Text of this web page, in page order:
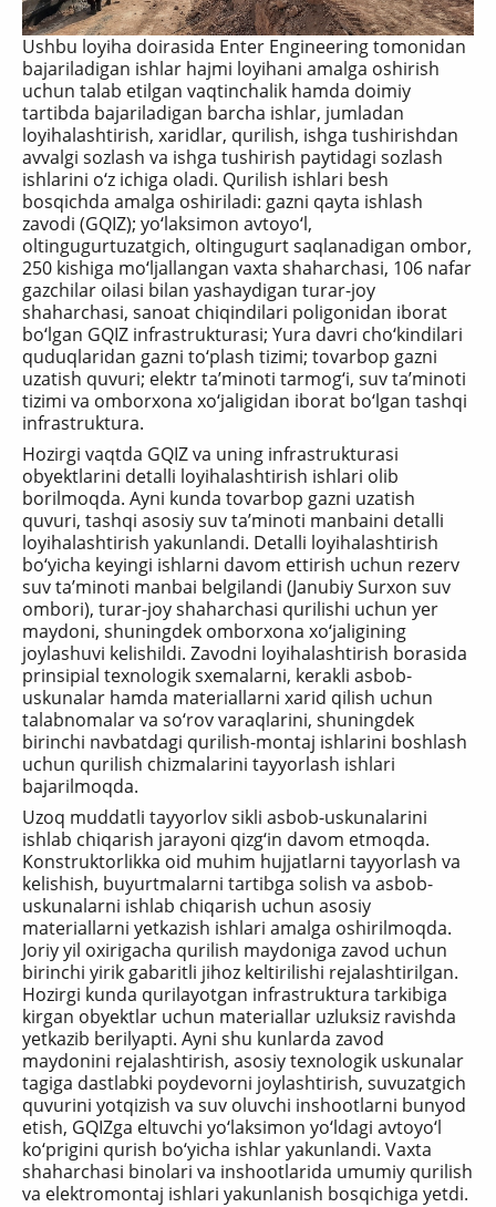
Ushbu loyiha doirasida Enter Engineering tomonidan
bajariladigan ishlar hajmi loyihani amalga oshirish
uchun talab etilgan vaqtinchalik hamda doimiy
tartibda bajariladigan barcha ishlar, jumladan
loyihalashtirish, xaridlar, qurilish, ishga tushirishdan
avvalgi sozlash va ishga tushirish paytidagi sozlash
ishlarini o‘z ichiga oladi. Qurilish ishlari besh
bosqichda amalga oshiriladi: gazni qayta ishlash
zavodi (GQIZ); yo‘laksimon avtoyo‘l,
oltingugurtuzatgich, oltingugurt saqlanadigan ombor,
250 kishiga mo‘ljallangan vaxta shaharchasi, 106 nafar
gazchilar oilasi bilan yashaydigan turar-joy
shaharchasi, sanoat chiqindilari poligonidan iborat
bo‘lgan GQIZ infrastrukturasi; Yura davri cho‘kindilari
quduqlaridan gazni to‘plash tizimi; tovarbop gazni
uzatish quvuri; elektr ta’minoti tarmog‘i, suv ta’minoti
tizimi va omborxona xo‘jaligidan iborat bo‘lgan tashqi
infrastruktura.
Hozirgi vaqtda GQIZ va uning infrastrukturasi
obyektlarini detalli loyihalashtirish ishlari olib
borilmoqda. Ayni kunda tovarbop gazni uzatish
quvuri, tashqi asosiy suv ta’minoti manbaini detalli
loyihalashtirish yakunlandi. Detalli loyihalashtirish
bo‘yicha keyingi ishlarni davom ettirish uchun rezerv
suv ta’minoti manbai belgilandi (Janubiy Surxon suv
ombori), turar-joy shaharchasi qurilishi uchun yer
maydoni, shuningdek omborxona xo‘jaligining
joylashuvi kelishildi. Zavodni loyihalashtirish borasida
prinsipial texnologik sxemalarni, kerakli asbob-
uskunalar hamda materiallarni xarid qilish uchun
talabnomalar va so‘rov varaqlarini, shuningdek
birinchi navbatdagi qurilish-montaj ishlarini boshlash
uchun qurilish chizmalarini tayyorlash ishlari
bajarilmoqda.
Uzoq muddatli tayyorlov sikli asbob-uskunalarini
ishlab chiqarish jarayoni qizg‘in davom etmoqda.
Konstruktorlikka oid muhim hujjatlarni tayyorlash va
kelishish, buyurtmalarni tartibga solish va asbob-
uskunalarni ishlab chiqarish uchun asosiy
materiallarni yetkazish ishlari amalga oshirilmoqda.
Joriy yil oxirigacha qurilish maydoniga zavod uchun
birinchi yirik gabaritli jihoz keltirilishi rejalashtirilgan.
Hozirgi kunda qurilayotgan infrastruktura tarkibiga
kirgan obyektlar uchun materiallar uzluksiz ravishda
yetkazib berilyapti. Ayni shu kunlarda zavod
maydonini rejalashtirish, asosiy texnologik uskunalar
tagiga dastlabki poydevorni joylashtirish, suvuzatgich
quvurini yotqizish va suv oluvchi inshootlarni bunyod
etish, GQIZga eltuvchi yo‘laksimon yo‘ldagi avtoyo‘l
ko‘prigini qurish bo‘yicha ishlar yakunlandi. Vaxta
shaharchasi binolari va inshootlarida umumiy qurilish
va elektromontaj ishlari yakunlanish bosqichiga yetdi.